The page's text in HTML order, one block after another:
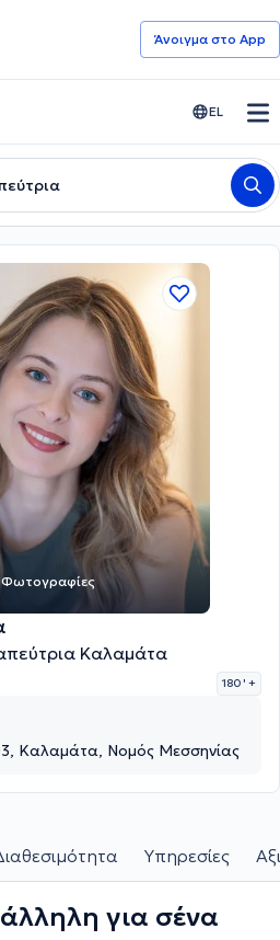
Άνοιγμα στο App
EL
Καλαμάτα
180 ' +
Καλαμάτα, Νομός Μεσσηνίας
Υπηρεσίες
για σένα